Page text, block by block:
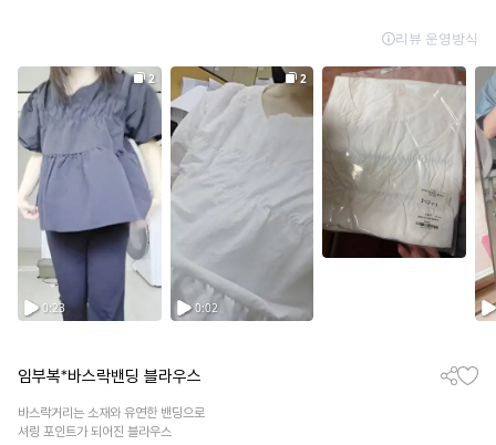
임부복*바스락밴딩 블라우스
바스락거리는 소재와 유연한 밴딩으로
셔링 포인트가 되어진 블라우스